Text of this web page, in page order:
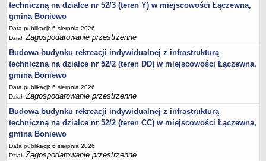
jednostki pomocnicze /sołectwa Gminy Boniewo/
Gminne Instytucje Kultury
Nabór pracowników na stanowiska pracy
Deklaracja dostępności strony internetowej Urzędu Gminy Boniewo
RODO
REJESTRY
Rejestry i ewidencje
Rejestr działalności regulowanej
Ewidencja udzielonych i cofniętych zezwoleń na prowadzenie
Zbiorowego Zaopatrzenia w Wodę i Zbiorowego Odprowadzania
Ścieków
techniczną na działce nr 52/3 (teren Y) w miejscowości Łączewna,
gmina Boniewo
Data publikacji: 6 sierpnia 2026
Dział:Zagospodarowanie przestrzenne
Budowa budynku rekreacji indywidualnej z infrastrukturą
techniczną na działce nr 52/2 (teren DD) w miejscowości Łączewna,
gmina Boniewo
Data publikacji: 6 sierpnia 2026
Dział:Zagospodarowanie przestrzenne
Budowa budynku rekreacji indywidualnej z infrastrukturą
techniczną na działce nr 52/2 (teren CC) w miejscowości Łączewna,
gmina Boniewo
Data publikacji: 6 sierpnia 2026
Dział:Zagospodarowanie przestrzenne